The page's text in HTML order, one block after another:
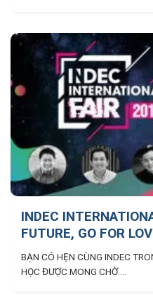
INDEC
FUTURE, GO FOR
BẠN CÓ HẸN CÙNG INDEC
HỌC ĐƯỢC MONG CHỜ....